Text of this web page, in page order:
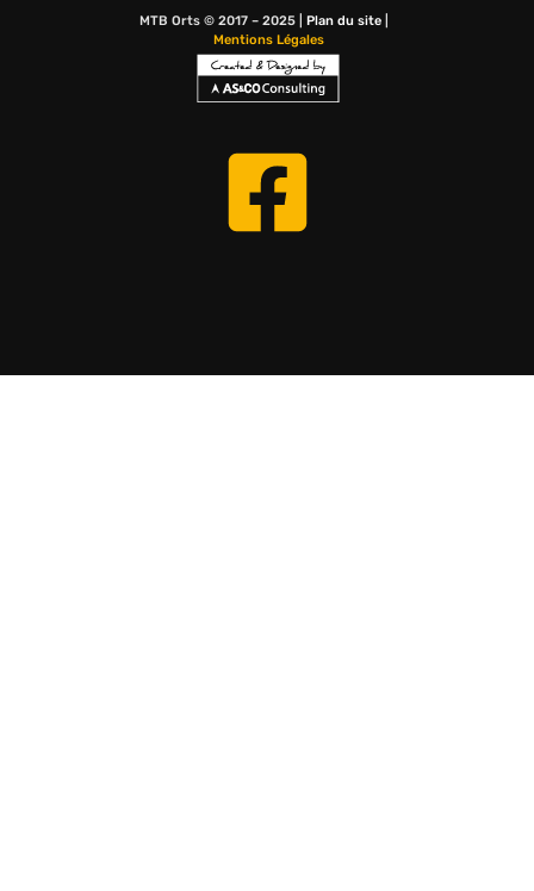
MTB Orts © 2017 – 2025 | Plan du site|
Mentions Légales